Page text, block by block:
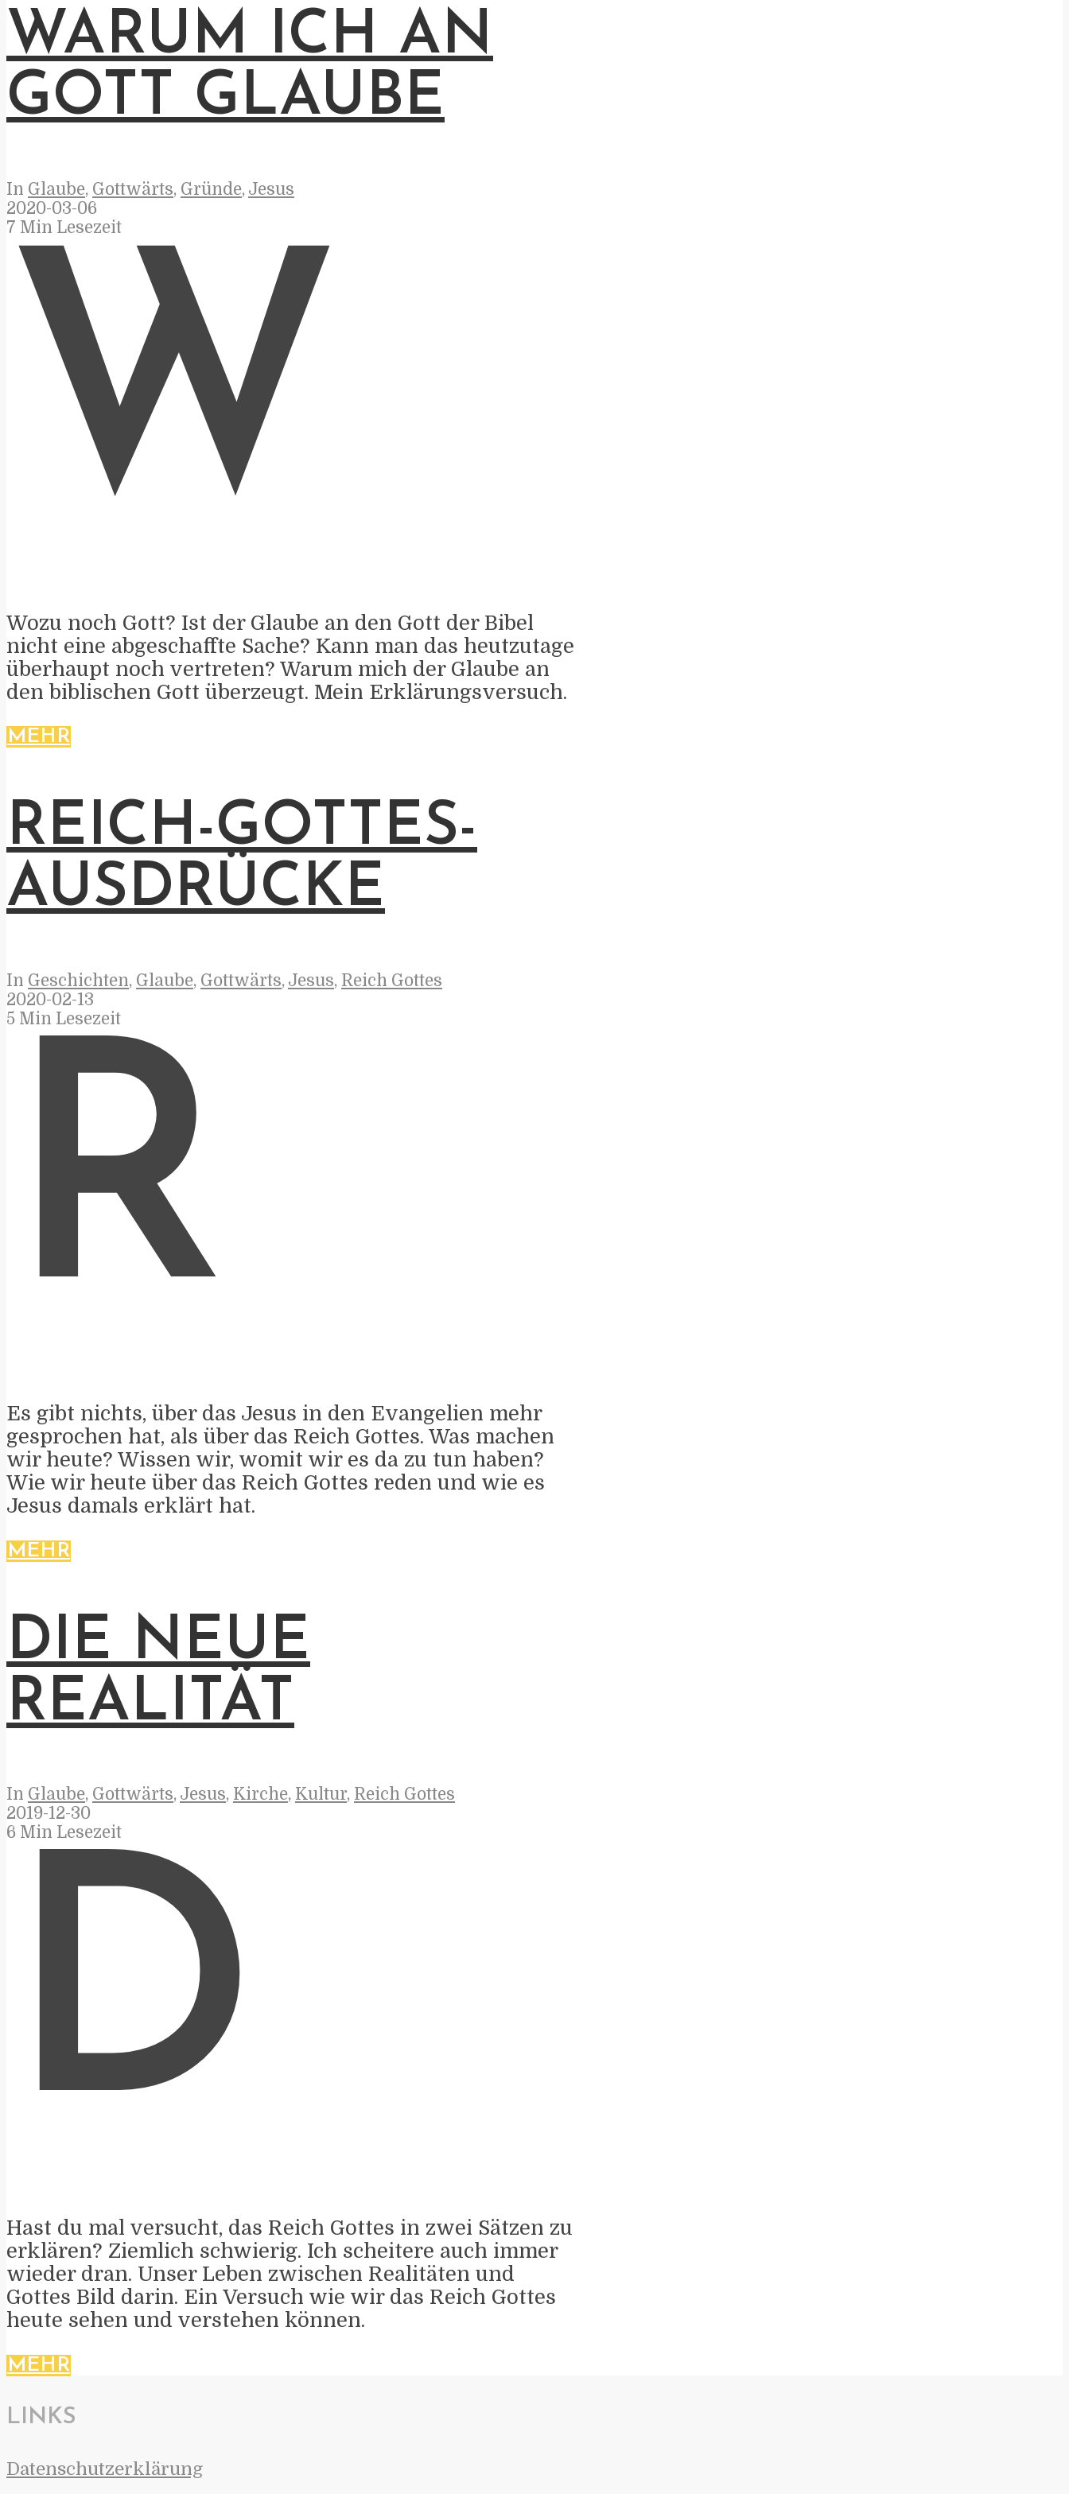
WARUM ICH AN
GOTT GLAUBE
In Glaube, Gottwärts, Gründe, Jesus
2020-03-06
7 Min Lesezeit
W
Wozu noch Gott? Ist der Glaube an den Gott der Bibel
nicht eine abgeschaffte Sache? Kann man das heutzutage
überhaupt noch vertreten? Warum mich der Glaube an
den biblischen Gott überzeugt. Mein Erklärungsversuch.
MEHR
REICH-GOTTES-
AUSDRÜCKE
In Geschichten, Glaube, Gottwärts, Jesus, Reich Gottes
2020-02-13
5 Min Lesezeit
R
Es gibt nichts, über das Jesus in den Evangelien mehr
gesprochen hat, als über das Reich Gottes. Was machen
wir heute? Wissen wir, womit wir es da zu tun haben?
Wie wir heute über das Reich Gottes reden und wie es
Jesus damals erklärt hat.
MEHR
DIE NEUE
REALITÄT
In Glaube, Gottwärts, Jesus, Kirche, Kultur, Reich Gottes
2019-12-30
6 Min Lesezeit
D
Hast du mal versucht, das Reich Gottes in zwei Sätzen zu
erklären? Ziemlich schwierig. Ich scheitere auch immer
wieder dran. Unser Leben zwischen Realitäten und
Gottes Bild darin. Ein Versuch wie wir das Reich Gottes
heute sehen und verstehen können.
MEHR
LINKS
Datenschutzerklärung